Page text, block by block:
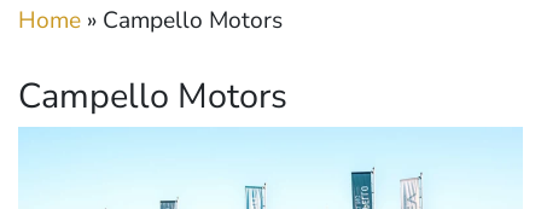
Home » Campello Motors
Campello Motors